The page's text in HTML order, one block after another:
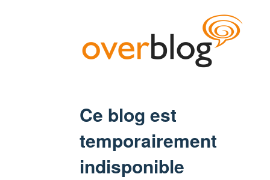
Ce blog est
temporairement
indisponible